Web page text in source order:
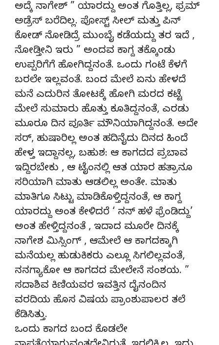
ಅದ್ಕೆ ನಾಗೇಶ್ ” ಯಾರದ್ದು ಅಂತ ಗೊತ್ತಿಲ್ಲ, ಫ್ರಮ್
ಅಡ್ರೆಸ್ ಬರೆದಿಲ್ಲ. ಪೋಸ್ಟ್ ಸೀಲ್ ಮತ್ತು ಪಿನ್
ಕೋಡ್ ನೋಡಿದ್ರೆ ಮುಂಬೈ ಕಡೆಯದ್ದು ತರ ಇದೆ ,
ನೋಡ್ತೀನಿ ಇರು ” ಅಂದವ ಕಾಗ್ದ ತಕ್ಕೊಂಡು
ಉಪ್ಪರಿಗೆಗೆ ಹೋಗಿದ್ದನಂತೆ. ಒಂದು ಗಂಟೆ ಕೆಳಗೆ
ಬರಲೇ ಇಲ್ಲವಂತೆ. ಬಂದ ಮೇಲೆ ಏನು ಹೇಳದೆ
ಮನೆ ಎದುರಿನ ತೋಟಕ್ಕೆ ಹೋಗಿ ಮರದ ಕಟ್ಟೆ
ಮೇಲೆ ಸುಮಾರು ಹೊತ್ತು ಕೂತಿದ್ದನಂತೆ, ಎರಡು
ಮೂರೂ ದಿನ ಪೂರ್ತಿ ಮೌನಿಯಾಗಿದ್ದನಂತೆ. ಅದೇ
ಸರ್, ಹುಷಾರಿಲ್ಲ ಅಂತ ಹದಿನೈದು ದಿನದ ಹಿಂದೆ
ಹೇಳ್ತ ಇದ್ದಾನಲ್ಲ, ಬಹುಶ: ಆ ಕಾಗದದ ಪ್ರಬಾವ
ಇದ್ದಿರಬೇಕು , ಆ ಟೈಂನಲ್ಲಿ ಆತ ಯಾರ ಹತ್ರಾನೂ
ಸರಿಯಾಗಿ ಮಾತು ಆಡಲಿಲ್ಲ ಅಂತೇ. ಮಾತು
ಮಾತಿಗೂ ಸಿಟ್ಟು ಮಾಡಿಕೊಳ್ತಿದ್ದನಂತೆ, ಆ ಕಾಗ್ದ
ಯಾರದ್ದು ಅಂತ ಕೇಳಿದರೆ ‘ ನನ್ ಹಳೆ ಫ್ರೆಂಡಿದ್ದು’
ಅಂತ ಹೇಳ್ತಿದ್ದನಂತೆ , ಇದಾದ ಮೂರೇ ದಿನಕ್ಕೆ
ನಾಗೇಶ ಮಿಸ್ಸಿಂಗ್ , ಆಮೇಲೆ ಆ ಕಾಗದಕ್ಕಾಗಿ
ಮನೆಯಲ್ಲ ಹುಡುಕಿಕರು ಎಲ್ಲೂ ಸಿಗಲಿಲ್ಲವಂತೆ,
ನನಗ್ಯಾಕೋ ಆ ಕಾಗದದ ಮೇಲೇನೆ ಸಂಶಯ. ”
ಸದಾಶಿವ ಕಿಣಿಯವರ ಇವತ್ತಿನ ದೈನಂದಿನ
ವರದಿಯ ಹೊಸ ವಿಷಯ ಪ್ರಾಂಶುಪಾಲರ ತಲೆ
ಕೆಡಿಸಿತ್ತು.
ಒಂದು ಕಾಗದ ಬಂದ ಕೊಡಲೇ